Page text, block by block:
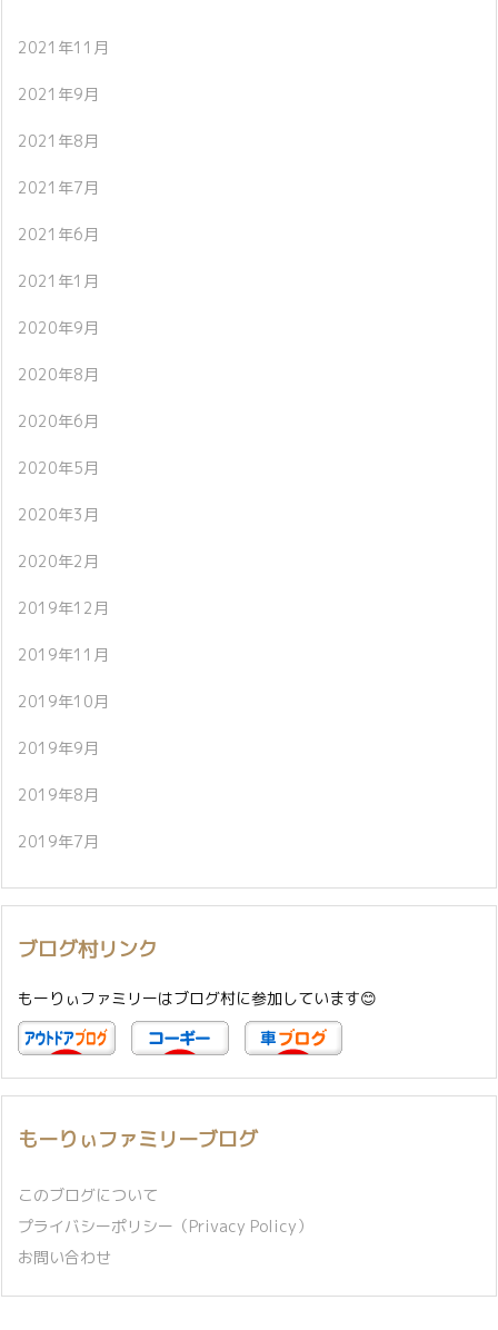
2021年11月
2021年9月
2021年8月
2021年7月
2021年6月
2021年1月
2020年9月
2020年8月
2020年6月
2020年5月
2020年3月
2020年2月
2019年12月
2019年11月
2019年10月
2019年9月
2019年8月
2019年7月
ブログ村リンク
もーりぃファミリーはブログ村に参加しています😊
もーりぃファミリーブログ
このブログについて
プライバシーポリシー（Privacy Policy）
お問い合わせ